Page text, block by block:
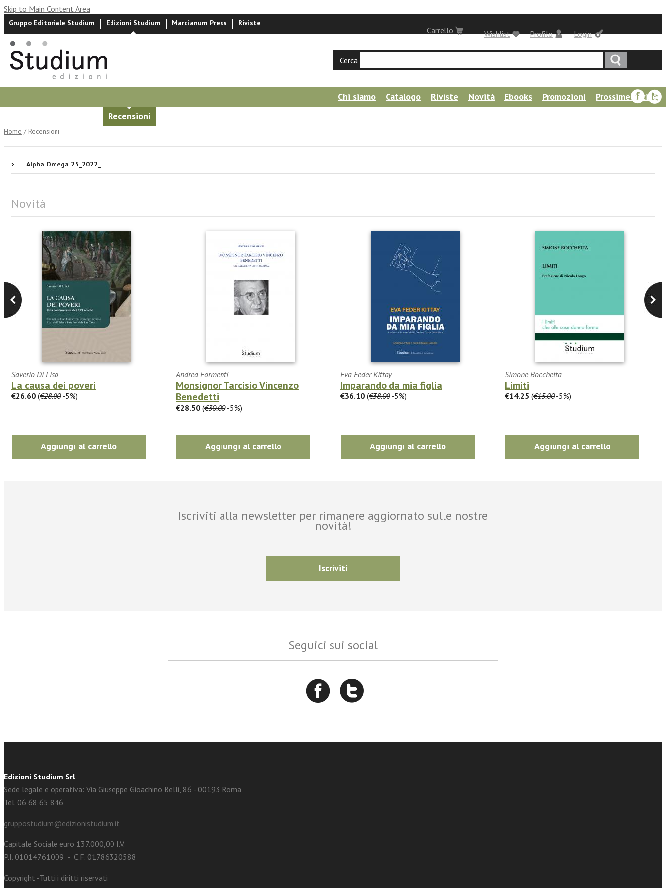
Skip to Main Content Area
Login
Carrello
Gruppo Editoriale Studium Edizioni Studium Marcianum Press Riviste
Profilo
Wishlist
Cerca
Chi siamo Catalogo Riviste Novità Ebooks Promozioni
Prossime uscite
Recensioni
Home / Recensioni
Alpha Omega 25_2022_
Novità
Saverio Di Liso
La causa dei poveri
€26.60 (€28.00-5%)
Aggiungi al carrello
Andrea Formenti
Monsignor Tarcisio Vincenzo
Benedetti
€28.50 (€30.00-5%)
Aggiungi al carrello
Eva Feder Kittay
Imparando da mia figlia
€36.10 (€38.00-5%)
Aggiungi al carrello
Simone Bocchetta
Limiti
€14.25 (€15.00-5%)
Aggiungi al carrello
Iscriviti alla newsletter per rimanere aggiornato sulle nostre
novità!
Iscriviti
Seguici sui social
Edizioni Studium Srl
Sede legale e operativa: Via Giuseppe Gioachino Belli, 86 - 00193 Roma
Tel. 06 68 65 846
gruppostudium@edizionistudium.it
Capitale Sociale euro 137.000,00 I.V.
P.I. 01014761009 - C.F. 01786320588
Copyright -Tutti i diritti riservati